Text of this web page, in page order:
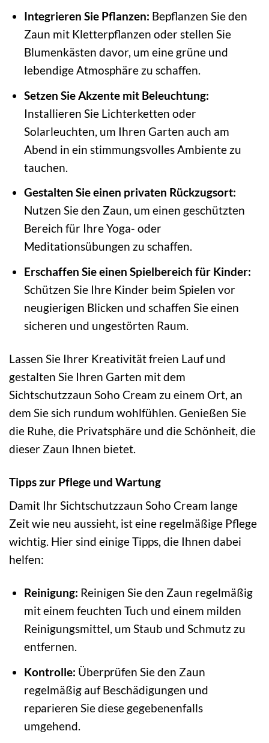
Integrieren Sie Pflanzen: Bepflanzen Sie den
Zaun mit Kletterpflanzen oder stellen Sie
Blumenkästen davor, um eine grüne und
lebendige Atmosphäre zu schaffen.
Setzen Sie Akzente mit Beleuchtung:
Installieren Sie Lichterketten oder
Solarleuchten, um Ihren Garten auch am
Abend in ein stimmungsvolles Ambiente zu
tauchen.
Gestalten Sie einen privaten Rückzugsort:
Nutzen Sie den Zaun, um einen geschützten
Bereich für Ihre Yoga- oder
Meditationsübungen zu schaffen.
Erschaffen Sie einen Spielbereich für Kinder:
Schützen Sie Ihre Kinder beim Spielen vor
neugierigen Blicken und schaffen Sie einen
sicheren und ungestörten Raum.
Lassen Sie Ihrer Kreativität freien Lauf und
gestalten Sie Ihren Garten mit dem
Sichtschutzzaun Soho Cream zu einem Ort, an
dem Sie sich rundum wohlfühlen. Genießen Sie
die Ruhe, die Privatsphäre und die Schönheit, die
dieser Zaun Ihnen bietet.
Tipps zur Pflege und Wartung
Damit Ihr Sichtschutzzaun Soho Cream lange
Zeit wie neu aussieht, ist eine regelmäßige Pflege
wichtig. Hier sind einige Tipps, die Ihnen dabei
helfen:
Reinigung: Reinigen Sie den Zaun regelmäßig
mit einem feuchten Tuch und einem milden
Reinigungsmittel, um Staub und Schmutz zu
entfernen.
Kontrolle: Überprüfen Sie den Zaun
regelmäßig auf Beschädigungen und
reparieren Sie diese gegebenenfalls
umgehend.